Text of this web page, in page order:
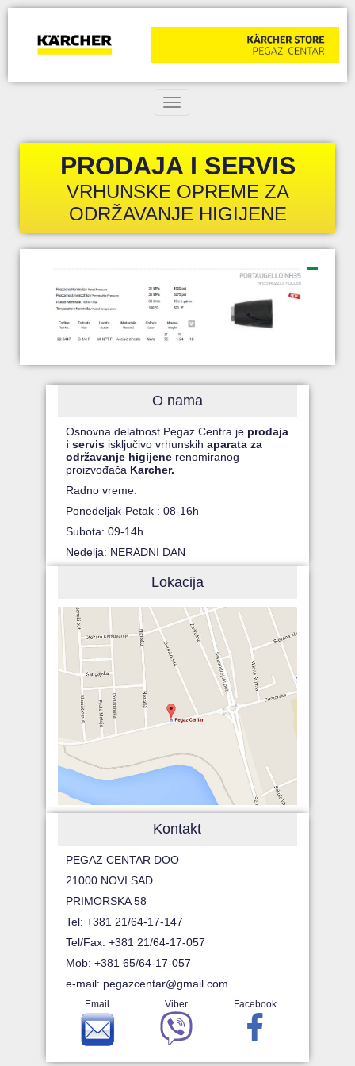
Toggle navigation
PRODAJA I SERVIS
VRHUNSKE OPREME ZA
ODRŽAVANJE HIGIJENE
O nama
Osnovna delatnost Pegaz Centra je prodaja
i servis isključivo vrhunskihaparata za
održavanje higijene renomiranog
proizvođača Karcher.
Radno vreme:
Ponedeljak-Petak : 08-16h
Subota: 09-14h
Nedelja: NERADNI DAN
Lokacija
Kontakt
PEGAZ CENTAR DOO
21000 NOVI SAD
PRIMORSKA 58
Tel: +381 21/64-17-147
Tel/Fax: +381 21/64-17-057
Mob: +381 65/64-17-057
e-mail: pegazcentar@gmail.com
Email Viber Facebook